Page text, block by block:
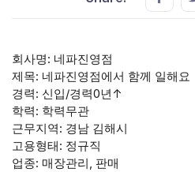
회사명: 네파진영점
제목: 네파진영점에서 함께 일해요
경력: 신입/경력0년↑
학력: 학력무관
근무지역: 경남 김해시
고용형태: 정규직
업종: 매장관리, 판매